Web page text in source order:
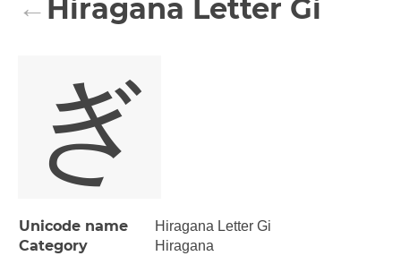
← Hiragana Letter Gi
ぎ
Unicode name Hiragana Letter Gi
Category Hiragana